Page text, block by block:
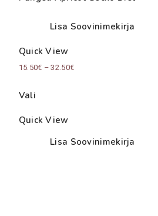
Lisa Soovinimekirja
Quick View
15.50€ – 32.50€Price
Vali
Quick View
Lisa Soovinimekirja